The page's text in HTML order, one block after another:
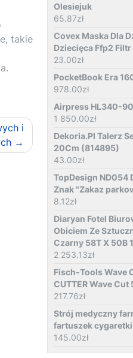
takie
i
Olesiejuk
65.87zł
Covex Maska Dla
Dziecięca Ffp2
23.00zł
PocketBook Era
978.00zł
Airpress HL340-
1 850.00zł
Dekoria.Pl Talerz
20Cm (814895)
43.00zł
TopDesign ND054
Znak "Zakaz
8.12zł
Diaryan Fotel
Obiciem Ze
Czarny 58T X 50B
2 253.13zł
Fisch-Tools Wave
CUTTER Wave Cut
217.76zł
Strój medyczny
fartuszek
145.00zł